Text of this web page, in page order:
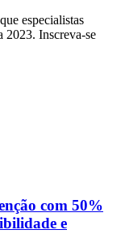
especialistas
2023. Inscreva-se
com 50%
e